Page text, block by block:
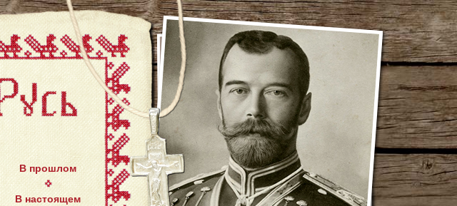
В прошлом
В настоящем